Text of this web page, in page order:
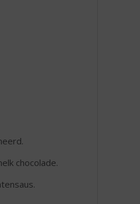
chocolade.